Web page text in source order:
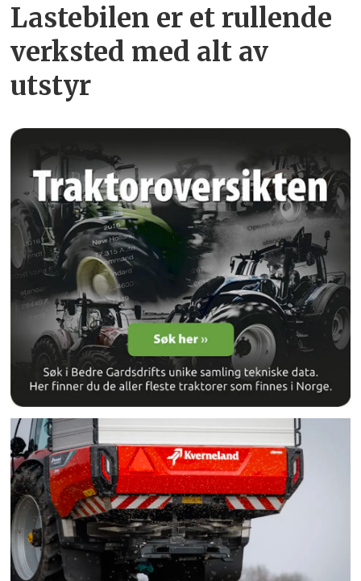
Lastebilen er et rullende
verksted med alt av
utstyr